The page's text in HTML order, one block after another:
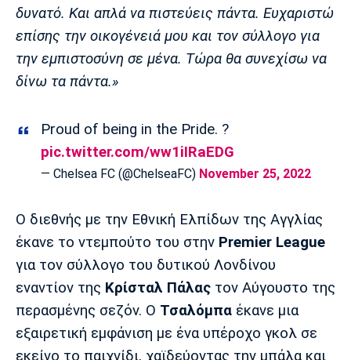
Πόρτο
δυνατό. Και απλά να πιστεύεις πάντα. Ευχαριστώ
επίσης την οικογένειά μου και τον σύλλογο για
την εμπιστοσύνη σε μένα. Τώρα θα συνεχίσω να
δίνω τα πάντα.»
Proud of being in the Pride. ?
pic.twitter.com/ww1iIRaEDG
— Chelsea FC (@ChelseaFC) November 25, 2022
Ο διεθνής με την Εθνική Ελπίδων της Αγγλίας
έκανε το ντεμπούτο του στην Premier League
για τον σύλλογο του δυτικού Λονδίνου
εναντίον της Κρίσταλ Πάλας τον Αύγουστο της
περασμένης σεζόν. Ο Τσαλόμπα έκανε μια
εξαιρετική εμφάνιση με ένα υπέροχο γκολ σε
εκείνο το παιχνίδι, χαϊδεύοντας την μπάλα και